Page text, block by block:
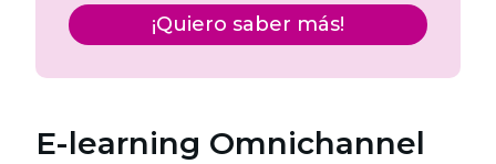
¡Quiero saber más!
E-learning Omnichannel